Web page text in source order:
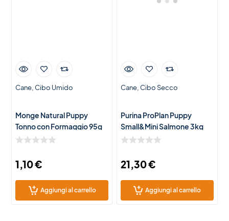
Cane Cibo Umido
Monge Natural Puppy
Tonno con Formaggio 95g
1,10€
Aggiungi al carrello
Cane Cibo Secco
Purina ProPlan Puppy
Small&Mini Salmone 3kg
21,30€
Aggiungi al carrello